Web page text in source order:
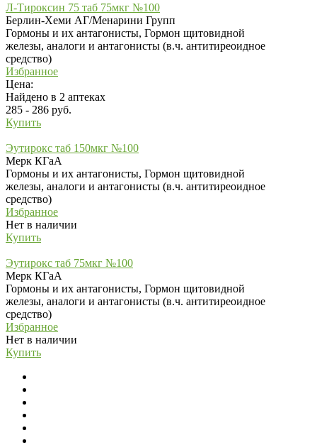
Л-Тироксин 75 таб 75мкг №100
Берлин-Хеми АГ/Менарини Групп
Гормоны и их антагонисты, Гормон щитовидной
железы, аналоги и антагонисты (в.ч. антитиреоидное
средство)
Избранное
Цена:
Найдено в 2 аптеках
285 - 286 руб.
Купить
Эутирокс таб 150мкг №100
Мерк КГаА
Гормоны и их антагонисты, Гормон щитовидной
железы, аналоги и антагонисты (в.ч. антитиреоидное
средство)
Избранное
Нет в наличии
Купить
Эутирокс таб 75мкг №100
Мерк КГаА
Гормоны и их антагонисты, Гормон щитовидной
железы, аналоги и антагонисты (в.ч. антитиреоидное
средство)
Избранное
Нет в наличии
Купить